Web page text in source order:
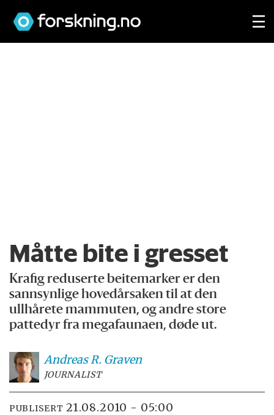
Måtte bite i gresset
Krafig reduserte beitemarker er den
sannsynlige hovedårsaken til at den
ullhårete mammuten, og andre store
pattedyr fra megafaunaen, døde ut.
Andreas R. Graven
JOURNALIST
PUBLISERT 21.08.2010 - 05:00